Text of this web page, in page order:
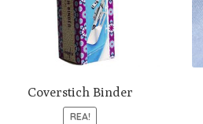
Coverstich Binder
REA!